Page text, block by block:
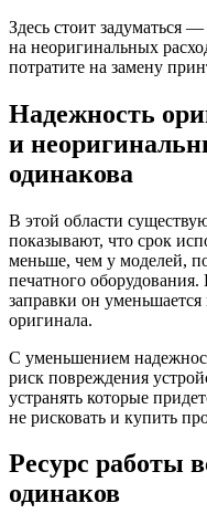
Здесь стоит задуматься
на неоригинальных
потратите на замену
Надежность
и
одинакова
В этой области
показывают, что срок
меньше, чем у моделей,
печатного
заправки он
оригинала.
С уменьшением
риск повреждения
устранять которые
не рисковать и купить
Ресурс работы
одинаков